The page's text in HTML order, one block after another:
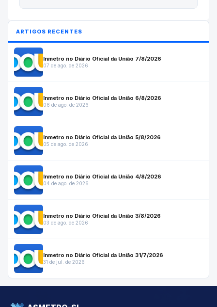
ARTIGOS RECENTES
Inmetro no Diário Oficial da União 7/8/2026
07 de ago. de 2026
Inmetro no Diário Oficial da União 6/8/2026
06 de ago. de 2026
Inmetro no Diário Oficial da União 5/8/2026
05 de ago. de 2026
Inmetro no Diário Oficial da União 4/8/2026
04 de ago. de 2026
Inmetro no Diário Oficial da União 3/8/2026
03 de ago. de 2026
Inmetro no Diário Oficial da União 31/7/2026
31 de jul. de 2026